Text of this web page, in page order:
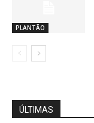
PLANTÃO
ÚLTIMAS